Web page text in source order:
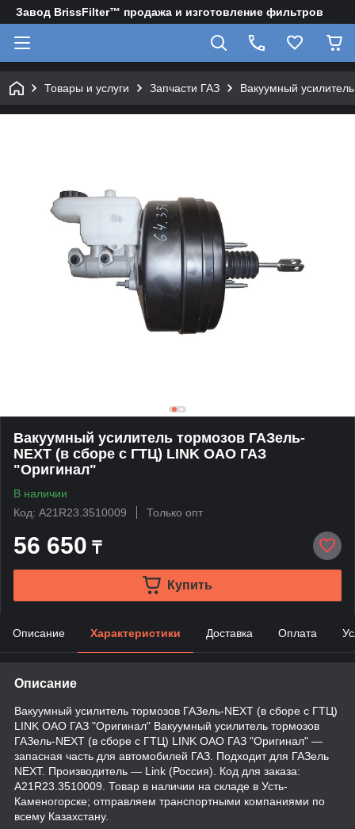
Завод BrissFilter™ продажа и изготовление фильтров
Товары и услуги Запчасти ГАЗ Вакуумный
Вакуумный усилитель тормозов ГАЗель-
NEXT (в сборе с ГТЦ) LINK ОАО ГАЗ
"Оригинал"
В наличии
Код: А21R23.3510009
Только опт
56 650 ₸
Купить
Описание Характеристики Доставка Оплата
Описание
Вакуумный усилитель тормозов ГАЗель-NEXT (в сборе с ГТЦ)
LINK ОАО ГАЗ "Оригинал" Вакуумный усилитель тормозов
ГАЗель-NEXT (в сборе с ГТЦ) LINK ОАО ГАЗ "Оригинал" —
запасная часть для автомобилей ГАЗ. Подходит для ГАЗель
NEXT. Производитель — Link (Россия). Код для заказа:
А21R23.3510009. Товар в наличии на складе в Усть-
Каменогорске; отправляем транспортными компаниями по
всему Казахстану.